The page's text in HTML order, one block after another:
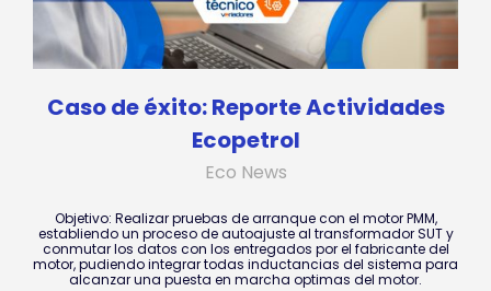
Caso de éxito: Reporte Actividades
Ecopetrol
Eco News
Objetivo: Realizar pruebas de arranque con el motor PMM,
establiendo un proceso de autoajuste al transformador SUT y
conmutar los datos con los entregados por el fabricante del
motor, pudiendo integrar todas inductancias del sistema para
alcanzar una puesta en marcha optimas del motor.